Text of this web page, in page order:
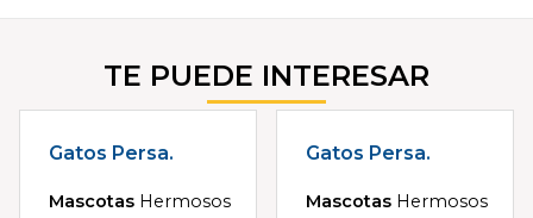
TE PUEDE INTERESAR
Gatos Persa.
Mascotas Hermosos
Gatos Persa.
Mascotas Hermosos